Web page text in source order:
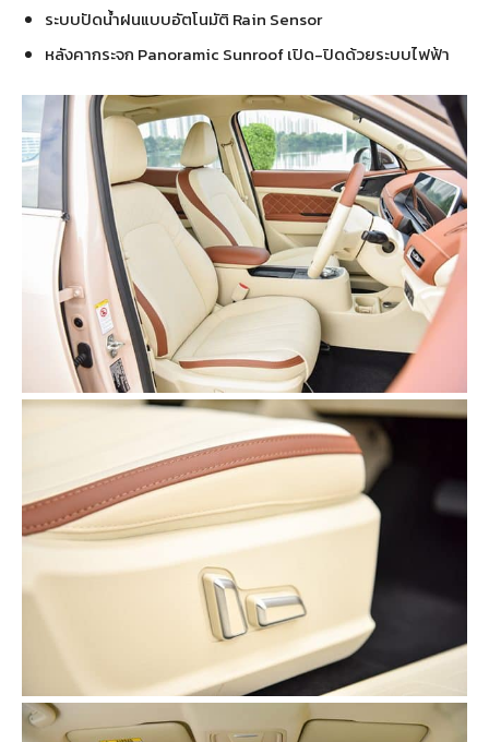
ระบบปัดน้ำฝนแบบอัตโนมัติ Rain Sensor
หลังคากระจก Panoramic Sunroof เปิด-ปิดด้วยระบบไฟฟ้า